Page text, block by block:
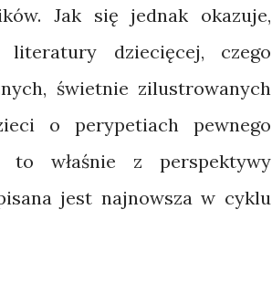
Jak się jednak okazuje,
dziecięcej, czego
świetnie zilustrowanych
o perypetiach pewnego
właśnie z perspektywy
jest najnowsza w cyklu